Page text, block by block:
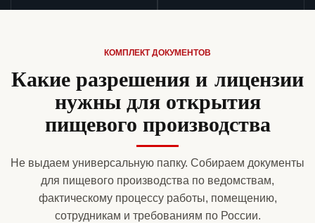
КОМПЛЕКТ ДОКУМЕНТОВ
Какие разрешения и лицензии
нужны для открытия
пищевого производства
Не выдаем универсальную папку. Собираем документы
для пищевого производства по ведомствам,
фактическому процессу работы, помещению,
сотрудникам и требованиям по России.